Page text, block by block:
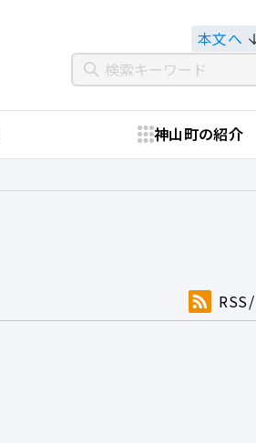
本文へ
神山町の紹介
RSS